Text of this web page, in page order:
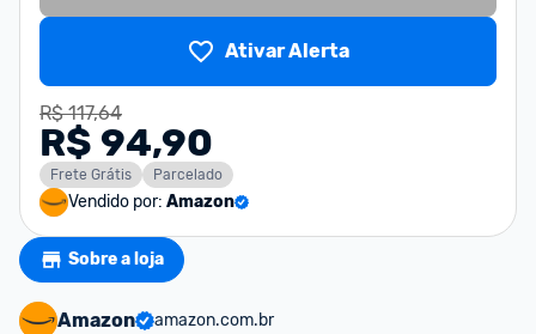
Ativar Alerta
R$ 117,64
R$ 94,90
Frete Grátis Parcelado
Vendido por: Amazon
Sobre a loja
Amazon
amazon.com.br